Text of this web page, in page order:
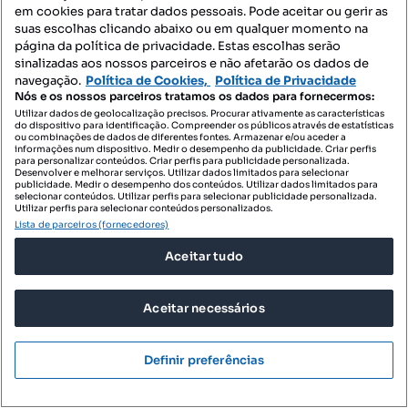
360 000 €2769,23 €/m²
Apartamento T3 - Ferreiros
Tipologia
T3
Preço por metro quadrado
130 m²
PREDIMED IMOBILÍARIA
em cookies para tratar dados pessoais. Pode aceitar ou gerir as
suas escolhas clicando abaixo ou em qualquer momento na
página da política de privacidade. Estas escolhas serão
sinalizadas aos nossos parceiros e não afetarão os dados de
navegação. Política de Cookies, Política de Privacidade
Nós e os nossos parceiros tratamos os dados para fornecermos:
Utilizar dados de geolocalização precisos. Procurar ativamente as características
do dispositivo para identificação. Compreender os públicos através de estatísticas
ou combinações de dados de diferentes fontes. Armazenar e/ou aceder a
informações num dispositivo. Medir o desempenho da publicidade. Criar perfis
para personalizar conteúdos. Criar perfis para publicidade personalizada.
Desenvolver e melhorar serviços. Utilizar dados limitados para selecionar
publicidade. Medir o desempenho dos conteúdos. Utilizar dados limitados para
selecionar conteúdos. Utilizar perfis para selecionar publicidade personalizada.
Utilizar perfis para selecionar conteúdos personalizados.
Lista de parceiros (fornecedores)
Aceitar tudo
Aceitar necessários
Definir preferências